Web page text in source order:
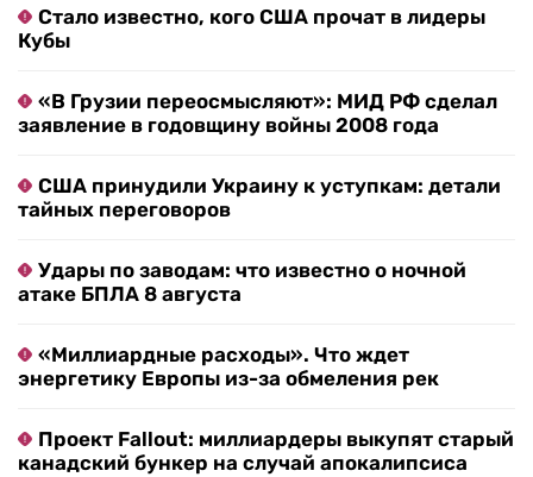
Стало известно, кого США прочат в лидеры
Кубы
«В Грузии переосмысляют»: МИД РФ сделал
заявление в годовщину войны 2008 года
США принудили Украину к уступкам: детали
тайных переговоров
Удары по заводам: что известно о ночной
атаке БПЛА 8 августа
«Миллиардные расходы». Что ждет
энергетику Европы из-за обмеления рек
Проект Fallout: миллиардеры выкупят старый
канадский бункер на случай апокалипсиса